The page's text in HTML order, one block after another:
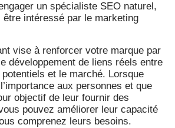
un spécialiste SEO naturel,
intéressé par le marketing
vise à renforcer votre marque par
développement de liens réels entre
et le marché. Lorsque
aux personnes et que
objectif de leur fournir des
pouvez améliorer leur capacité
comprenez leurs besoins.